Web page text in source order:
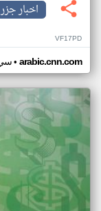
اخبار
VF17PD
سي• arabic.cnn.com